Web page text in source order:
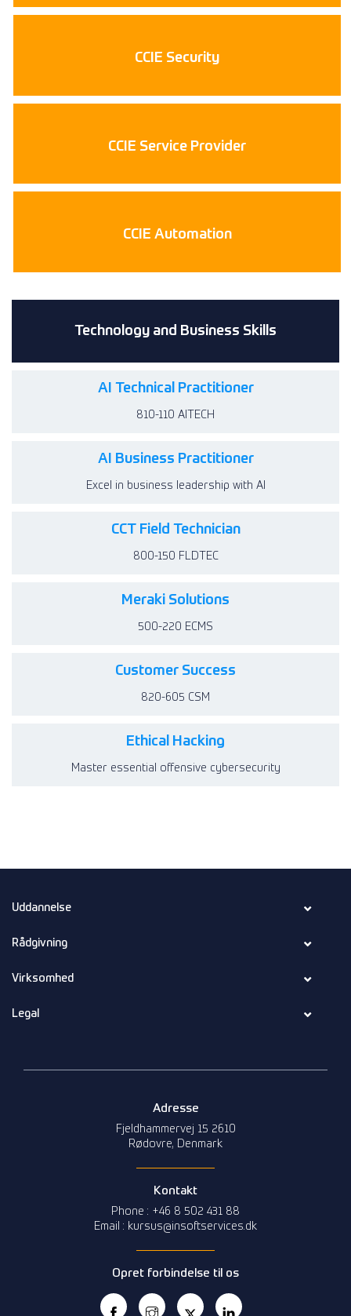
CCIE Security
CCIE Service Provider
CCIE Automation
Technology and Business Skills
AI Technical Practitioner
810-110 AITECH
AI Business Practitioner
Excel in business leadership with AI
CCT Field Technician
800-150 FLDTEC
Meraki Solutions
500-220 ECMS
Customer Success
820-605 CSM
Ethical Hacking
Master essential offensive cybersecurity
Uddannelse
Rådgivning
Virksomhed
Legal
Adresse
Fjeldhammervej 15 2610
Rødovre, Denmark
Kontakt
Phone : +46 8 502 431 88
Email : kursus@insoftservices.dk
Opret forbindelse til os